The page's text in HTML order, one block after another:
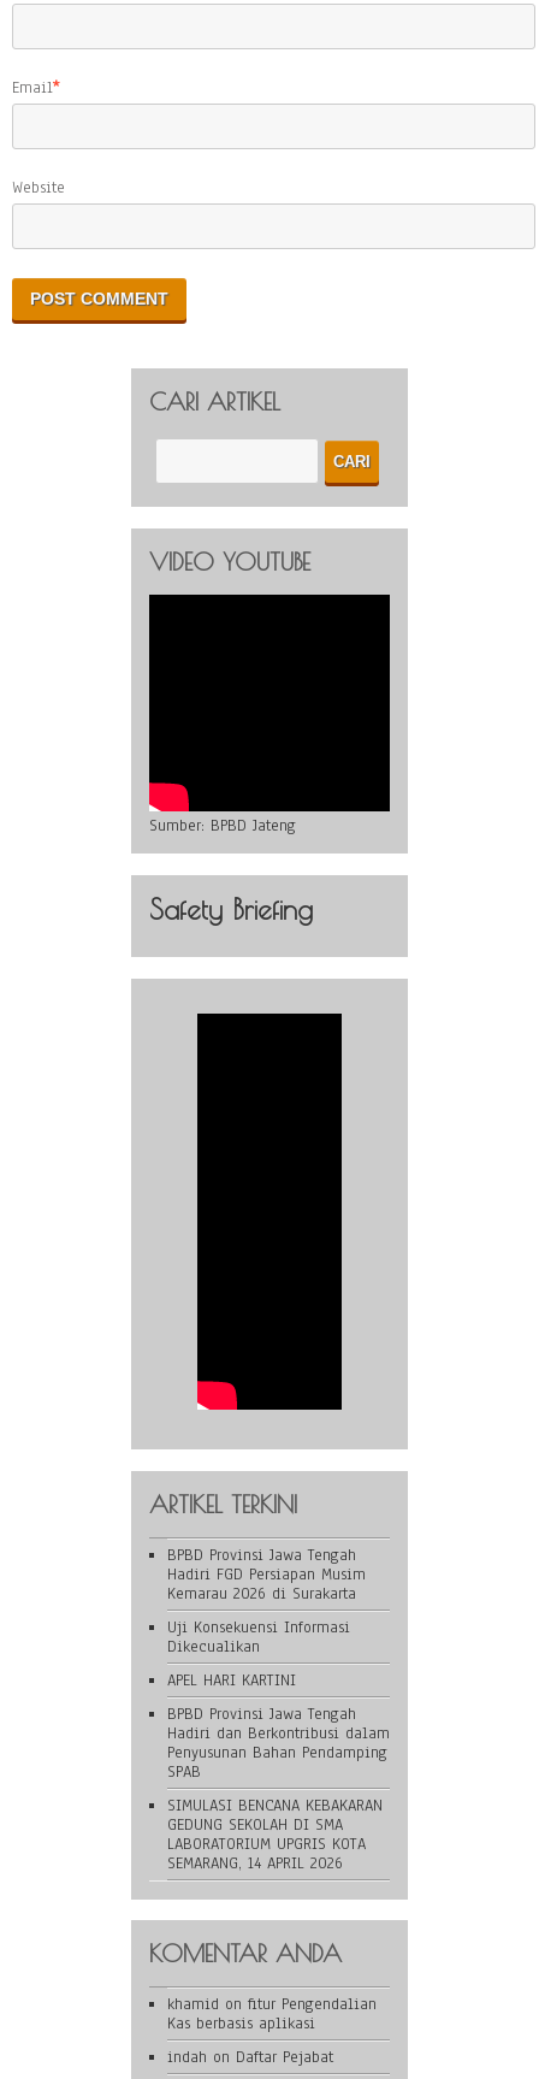
Email*
Website
CARI ARTIKEL
VIDEO YOUTUBE
Sumber: BPBD Jateng
Safety Briefing
ARTIKEL TERKINI
BPBD Provinsi Jawa Tengah
Hadiri FGD Persiapan Musim
Kemarau 2026 di Surakarta
Uji Konsekuensi Informasi
Dikecualikan
APEL HARI KARTINI
BPBD Provinsi Jawa Tengah
Hadiri dan Berkontribusi dalam
Penyusunan Bahan Pendamping
SPAB
SIMULASI BENCANA KEBAKARAN
GEDUNG SEKOLAH DI SMA
LABORATORIUM UPGRIS KOTA
SEMARANG, 14 APRIL 2026
KOMENTAR ANDA
khamid on fitur Pengendalian
Kas berbasis aplikasi
indah on Daftar Pejabat